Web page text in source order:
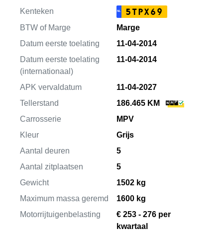
Kenteken NL 5TPX69
BTW of Marge
Marge
Datum eerste toelating
11-04-2014
Datum eerste toelating
(internationaal)
11-04-2014
APK vervaldatum
11-04-2027
Tellerstand
186.465 KM
Carrosserie
MPV
Kleur
Grijs
Aantal deuren
5
Aantal zitplaatsen
5
Gewicht
1502 kg
Maximum massa geremd
1600 kg
Motorrijtuigenbelasting
€ 253 - 276 per
kwartaal